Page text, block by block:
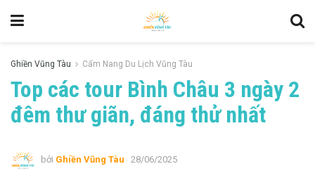
Ghiền Vũng Tàu Cẩm Nang Du Lịch Vũng Tàu
Top các tour Bình Châu 3 ngày 2
đêm thư giãn, đáng thử nhất
bởi Ghiền Vũng Tàu 28/06/2025